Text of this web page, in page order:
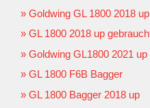
Goldwing GL 1800 2018
GL 1800 2018 up
Goldwing GL1800 2021 up
GL 1800 F6B Bagger
GL 1800 Bagger 2018 up